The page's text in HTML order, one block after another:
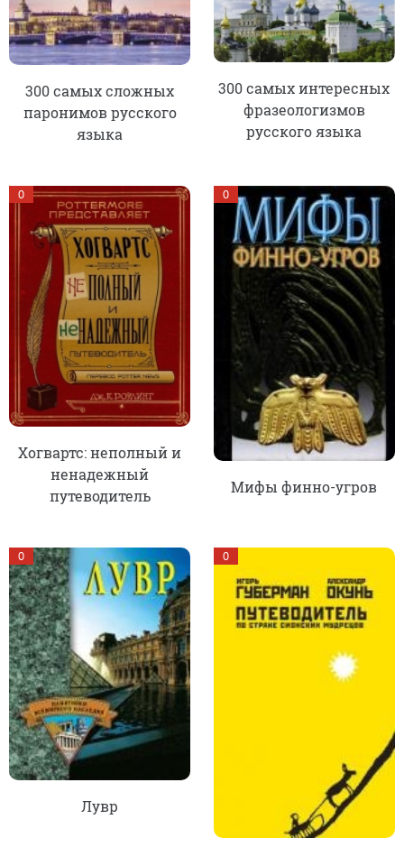
300 самых сложных
паронимов русского
языка
300 самых интересных
фразеологизмов
русского языка
Хогвартс: неполный и
ненадежный
путеводитель
0
Мифы финно-угров
0
Лувр
0 0